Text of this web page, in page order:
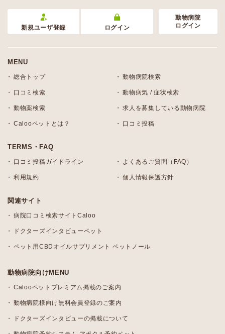
新規ユーザ登録 ログイン
動物病院
ログイン
MENU
総合トップ 動物病院検索
口コミ検索 動物病気 / 症状検索
動物薬検索 求人を募集している動物病院
Calooペットとは？ 口コミ投稿
TERMS・FAQ
口コミ投稿ガイドライン よくあるご質問（FAQ）
利用規約 個人情報保護方針
関連サイト
病院口コミ検索サイトCaloo
ドクターズインタビューペット
ペット用CBDオイルサプリメント ペットノール
動物病院向けMENU
Calooペットプレミアム掲載のご案内
動物病院様向け無料会員登録のご案内
ドクターズインタビューの掲載について